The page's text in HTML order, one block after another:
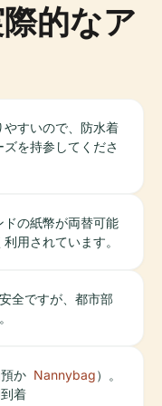
的なア
すいので、防水着
を持参してくださ
ドの紙幣が両替可能
用されています。
全ですが、都市部
か
着
Nannybag）。